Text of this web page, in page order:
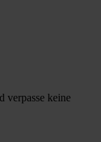
verpasse keine